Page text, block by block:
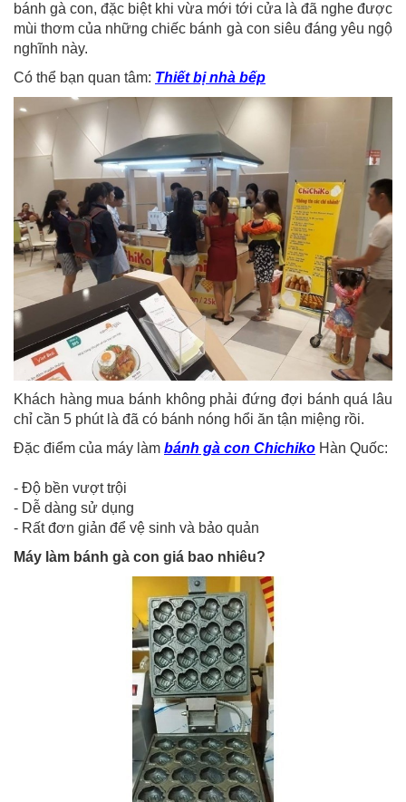
bánh gà con, đặc biệt khi vừa mới tới cửa là đã nghe được
mùi thơm của những chiếc bánh gà con siêu đáng yêu ngộ
nghĩnh này.
Có thể bạn quan tâm: Thiết bị nhà bếp
Khách hàng mua bánh không phải đứng đợi bánh quá lâu
chỉ cần 5 phút là đã có bánh nóng hổi ăn tận miệng rồi.
Đặc điểm của máy làm bánh gà con Chichiko Hàn Quốc:
- Độ bền vượt trội
- Dễ dàng sử dụng
- Rất đơn giản để vệ sinh và bảo quản
Máy làm bánh gà con giá bao nhiêu?